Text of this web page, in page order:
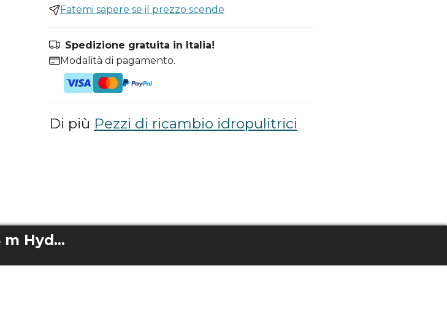
Fatemi sapere se il prezzo scende
Spedizione gratuita in Italia!
Modalità di pagamento.
Di più Pezzi di ricambio idropulitrici
Tubo flessibile di pressione da 8 m Hydroboost 2500 Home&Car/3200 Induction Pro/3200 Induction Proclean